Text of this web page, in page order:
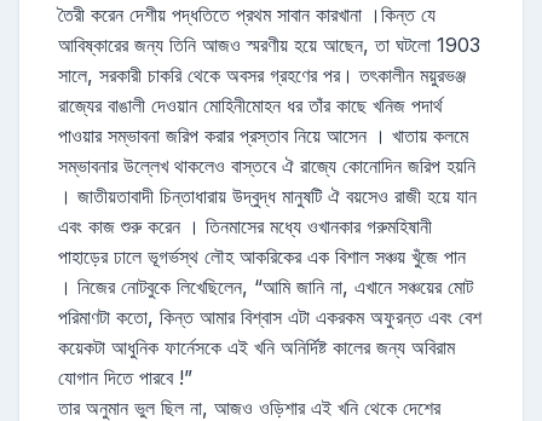
তৈরী করেন দেশীয় পদ্ধতিতে প্রথম সাবান কারখানা ।কিন্ত যে
আবিষ্কারের জন্য তিনি আজও স্মরণীয় হয়ে আছেন, তা ঘটলো 1903
সালে, সরকারী চাকরি থেকে অবসর গ্রহণের পর। তৎকালীন ময়ুরভঞ্জ
রাজ্যের বাঙালী দেওয়ান মোহিনীমোহন ধর তাঁর কাছে খনিজ পদার্থ
পাওয়ার সম্ভাবনা জরিপ করার প্রস্তাব নিয়ে আসেন । খাতায় কলমে
সম্ভাবনার উল্লেখ থাকলেও বাস্তবে ঐ রাজ্যে কোনোদিন জরিপ হয়নি
। জাতীয়তাবাদী চিন্তাধারায় উদ্বুদ্ধ মানুষটি ঐ বয়সেও রাজী হয়ে যান
এবং কাজ শুরু করেন । তিনমাসের মধ্যে ওখানকার গরুমহিষানী
পাহাড়ের ঢালে ভূগর্ভস্থ লৌহ আকরিকের এক বিশাল সঞ্চয় খুঁজে পান
। নিজের নোটবুকে লিখেছিলেন, “আমি জানি না, এখানে সঞ্চয়ের মোট
পরিমাণটা কতো, কিন্ত আমার বিশ্বাস এটা একরকম অফুরন্ত এবং বেশ
কয়েকটা আধুনিক ফার্নেসকে এই খনি অনির্দিষ্ট কালের জন্য অবিরাম
যোগান দিতে পারবে !”
তার অনুমান ভুল ছিল না, আজও ওড়িশার এই খনি থেকে দেশের